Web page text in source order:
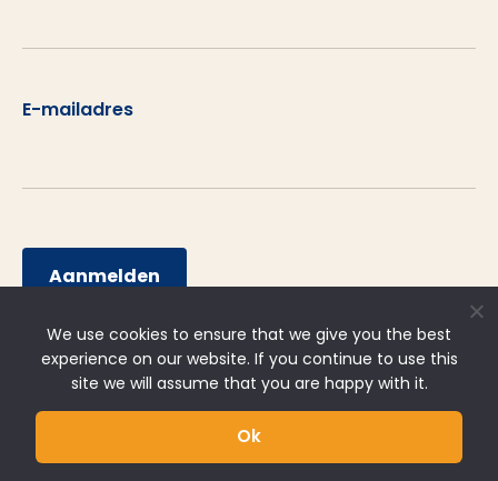
E-mailadres
Aanmelden
We use cookies to ensure that we give you the best
experience on our website. If you continue to use this
site we will assume that you are happy with it.
Ok